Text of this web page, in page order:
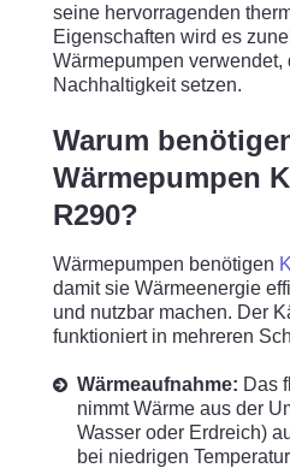
seine hervorragenden
Eigenschaften wird es
Wärmepumpen verwendet,
Nachhaltigkeit setzen.
Warum
Wärmepumpen
R290?
Wärmepumpen benötigen
damit sie Wärmeenergie
und nutzbar machen. Der
funktioniert in mehreren
Wärmeaufnahme: Das
nimmt Wärme aus der
Wasser oder Erdreich)
bei niedrigen